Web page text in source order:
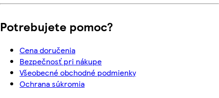
Potrebujete pomoc?
Cena doručenia
Bezpečnosť pri nákupe
Všeobecné obchodné podmienky
Ochrana súkromia